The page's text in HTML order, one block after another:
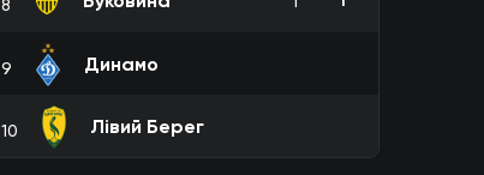
8
9 Динамо
10 Лівий Берег